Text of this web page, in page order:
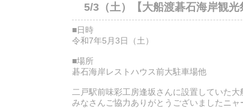
5/3（土）【大船渡碁石海岸観
■日時
令和7年5月3日（土）
■場所
碁石海岸レストハウス前大駐車場他
二戸駅前味彩工房逢坂さんに設置していた
みなさんご協力ありがとうございましたニャ